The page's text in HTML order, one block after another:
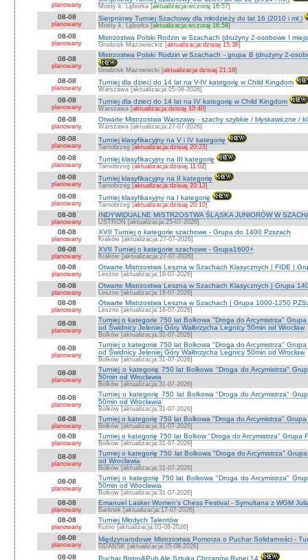
planowany Mosty k. Lęborka [aktualizacja:wczoraj 16:57]
08-08
planowany
Sierpniowy Turniej Szachowy dla młodzieży do lat 16 (2010 i mł.)
Mosty k. Lęborka [aktualizacja:wczoraj 16:58]
08-08
planowany
Mistrzostwa Polski Rodzin w Szachach (drużyny 2-osobowe I
Grodzisk Mazowieckiz [aktualizacja:dzisiaj 15:36]
08-08
planowany
Mistrzostwa Polski Rodzin w Szachach - grupa B (drużyny 2-
Grodzisk Mazowiecki [aktualizacja:dzisiaj 21:19]
08-08
planowany
Turniej dla dzieci do 14 lat na V-IV kategorię w Child Kingdom
Warszawa [aktualizacja:05-08-2026]
08-08
planowany
Turniej dla dzieci do 14 lat na IV kategorię w Child Kingdom
Warszawa [aktualizacja:dzisiaj 10:40]
08-08
planowany
Otwarte Mistrzostwa Warszawy - szachy szybkie / błyskawiczne /
Warszawa [aktualizacja:27-07-2026]
08-08
planowany
Turniej klasyfikacyjny na V i IV kategorię
Tarnobrzeg [aktualizacja:dzisiaj 20:23]
08-08
planowany
Turniej klasyfikacyjny na III kategorię
Tarnobrzeg [aktualizacja:dzisiaj 11:02]
08-08
planowany
Turniej klasyfikacyjny na II kategorię
Tarnobrzeg [aktualizacja:dzisiaj 20:13]
08-08
planowany
Turniej klasyfikaxyjny na I kategorię
Tarnobrzeg [aktualizacja:dzisiaj 20:10]
08-08
planowany
INDYWIDUALNE MISTRZOSTWA ŚLĄSKA JUNIORÓW W
USTROŃ [aktualizacja:25-07-2026]
08-08
planowany
XVII Turniej o kategorie szachowe - Grupa do 1400 Pzszach
Kraków [aktualizacja:27-07-2026]
08-08
planowany
XVII Turniej o kategorie szachowe - Grupa1600+
Kraków [aktualizacja:27-07-2026]
08-08
planowany
Otwarte Mistrzostwa Leszna w Szachach Klasycznych | FIDE |
Leszno [aktualizacja:16-07-2026]
08-08
planowany
Otwarte Mistrzostwa Leszna w Szachach Klasycznych | Grupa
Leszno [aktualizacja:16-07-2026]
08-08
planowany
Otwarte Mistrzostwa Leszna w Szachach | Grupa 1000-1250
Leszno [aktualizacja:16-07-2026]
08-08
planowany
Turniej o kategorie 750 lat Bolkowa "Droga do Arcymistrza"
od Świdnicy Jeleniej Góry Wałbrzycha Legnicy 50min od Wrocław
Bolków [aktualizacja:31-07-2026]
08-08
planowany
Turniej o kategorie 750 lat Bolkowa "Droga do Arcymistrza"
od Świdnicy Jeleniej Góry Wałbrzycha Legnicy 50min od Wrocław
Bolków [aktualizacja:31-07-2026]
08-08
planowany
Turniej o kategorię 750 lat Bolkowa "Droga do Arcymistrza"
50min od Wrocławia
Bolków [aktualizacja:31-07-2026]
08-08
planowany
Turniej o kategorię 750 lat Bolkowa "Droga do Arcymistrza"
50min od Wrocławia
Bolków [aktualizacja:31-07-2026]
08-08
planowany
Turniej o kategorię 750 lat Bolkowa "Droga do Arcymistrza"
Bolków [aktualizacja:31-07-2026]
08-08
planowany
Turniej o kategorię 750 lat Bolkow "Droga do Arcymistrza" Grupa
Bolków [aktualizacja:31-07-2026]
08-08
planowany
Turniej o kategorię 750 lat Bolkowa "Droga do Arcymistrza"
od Wrocławia
Bolków [aktualizacja:31-07-2026]
08-08
planowany
Turniej o kategorię 750 lat Bolkowa "Droga do Arcymistrza"
50min od Wrocławia
Bolków [aktualizacja:31-07-2026]
08-08
planowany
Emanuel Lasker Women's Chess Festival - Symultana z WGM
Barlinek [aktualizacja:17-07-2026]
08-08
planowany
Turniej Młodych Talentów
Kutno [aktualizacja:03-08-2026]
08-08
planowany
Międzynarodowe Mistrzostwa Pomorza o Puchar Solidarności -
GDAŃSK [aktualizacja:05-08-2026]
08-08 Puchar Bistro&Pub Ale Sztuka Chrzanów Rynej 14